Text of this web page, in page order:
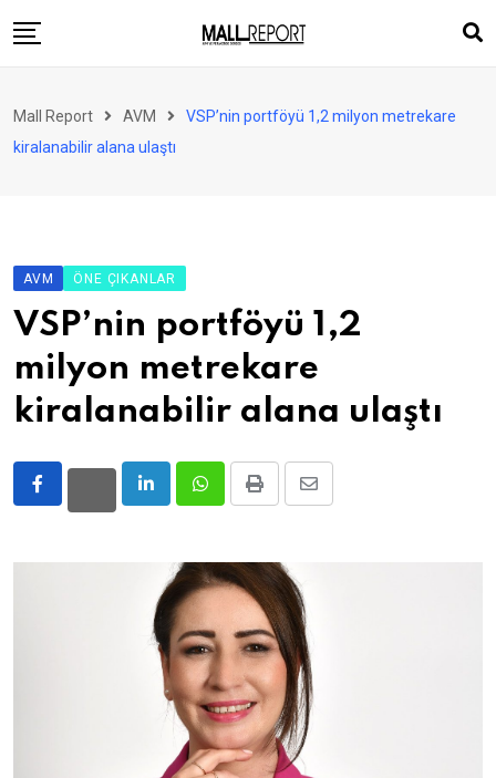
to
Perakende
Ürün ve Hizmet
Enerji
Haber
Gündem
Mall Report AVM
VSP’nin portföyü 1,2 milyon metrekare
kiralanabilir alana ulaştı
AVM ÖNE ÇIKANLAR
VSP’nin portföyü 1,2
milyon metrekare
kiralanabilir alana ulaştı
LinkedInWhatsappPrint
Share